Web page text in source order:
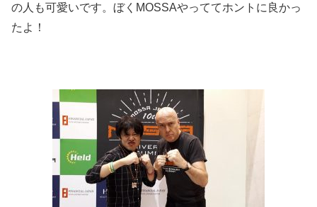
の人も可愛いです。ぼくMOSSAやっててホントに良かっ
たよ！